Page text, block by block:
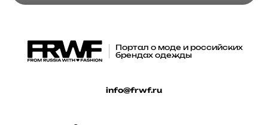
Портал о моде и российских
брендах одежды
info@frwf.ru